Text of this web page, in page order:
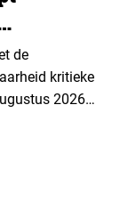
de
kritieke
2026